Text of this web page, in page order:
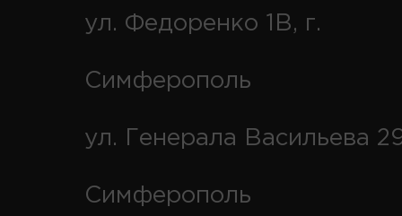
ул. Федоренко 1В, г.
Симферополь
ул. Генерала Васильева
Симферополь